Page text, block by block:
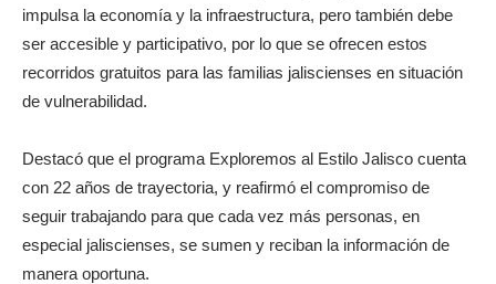
impulsa la economía y la infraestructura, pero también debe
ser accesible y participativo, por lo que se ofrecen estos
recorridos gratuitos para las familias jaliscienses en situación
de vulnerabilidad.
Destacó que el programa Exploremos al Estilo Jalisco cuenta
con 22 años de trayectoria, y reafirmó el compromiso de
seguir trabajando para que cada vez más personas, en
especial jaliscienses, se sumen y reciban la información de
manera oportuna.